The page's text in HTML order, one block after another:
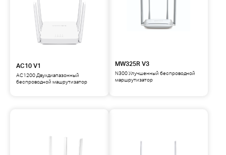
AC10 V1
AC1200 Двухдиапазонный
беспроводной машрутизатор
MW325R V3
N300 Улучшенный беспроводной
маршрутизатор